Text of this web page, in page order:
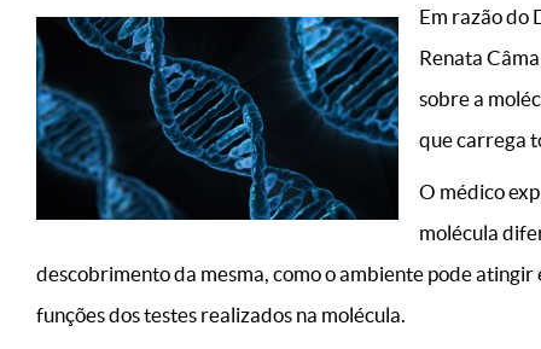
Em razão do
Renata
sobre a
que carrega
O médico
molécula
descobrimento da mesma, como o ambiente pode
funções dos testes realizados na molécula.